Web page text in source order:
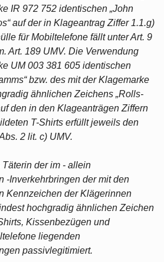
IR 972 752 identischen „John
auf der in Klageantrag Ziffer 1.1.g)
für Mobiltelefone fällt unter Art. 9
Art. 189 UMV. Die Verwendung
UM 003 381 605 identischen
bzw. des mit der Klagemarke
ähnlichen Zeichens „Rolls-
den in den Klageanträgen Ziffern
T-Shirts erfüllt jeweils den
2 lit. c) UMV.
der im - allein
-Inverkehrbringen der mit den
Kennzeichen der Klägerinnen
hochgradig ähnlichen Zeichen
Kissenbezügen und
liegenden
passivlegitimiert.